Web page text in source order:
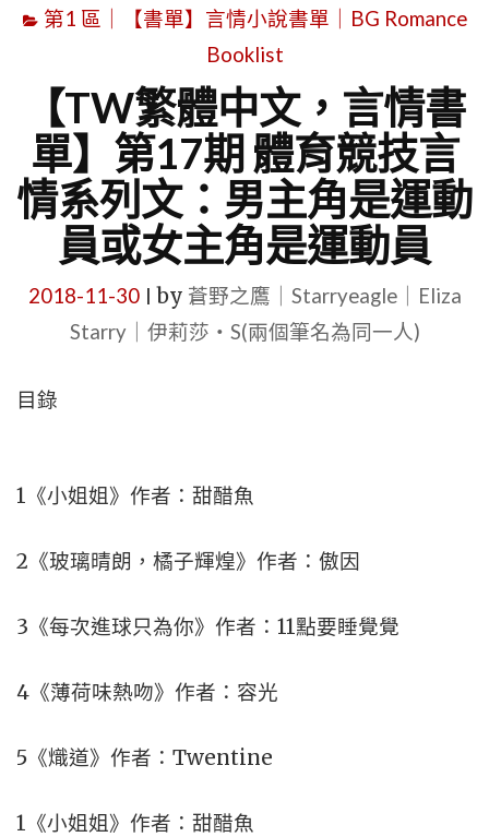
第1 區｜【書單】言情小說書單｜BG Romance
Booklist
【TW繁體中文，言情書
單】第17期 體育競技言
情系列文：男主角是運動
員或女主角是運動員
2018-11-30| by 蒼野之鷹｜Starryeagle｜Eliza
Starry｜伊莉莎・S(兩個筆名為同一人)
目錄
1《小姐姐》作者：甜醋魚
2《玻璃晴朗，橘子輝煌》作者：傲因
3《每次進球只為你》作者：11點要睡覺覺
4《薄荷味熱吻》作者：容光
5《熾道》作者：Twentine
1《小姐姐》作者：甜醋魚